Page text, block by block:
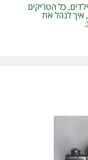
כל הטריקים
איך לנהל את